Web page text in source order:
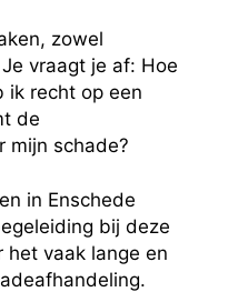
zowel
vraagt je af: Hoe
ik recht op een
de
mijn schade?
in Enschede
bij deze
het vaak lange en